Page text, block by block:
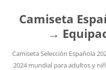
Camiseta
→
Camiseta Selección Española
2024 mundial para adultos y